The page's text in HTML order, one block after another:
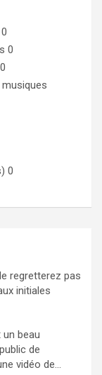
0
musiques
0
regretterez pas
initiales
un beau
de
vidéo de...